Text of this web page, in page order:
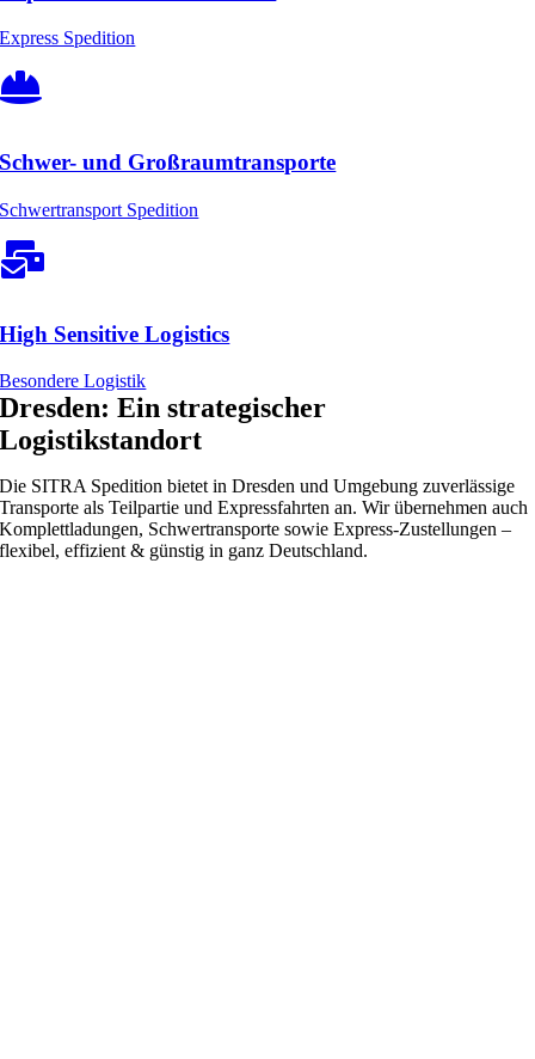
Express Spedition
Schwer- und Großraumtransporte
Schwertransport Spedition
High Sensitive Logistics
Besondere Logistik
Dresden: Ein strategischer
Logistikstandort
Die SITRA Spedition bietet in Dresden und Umgebung zuverlässige
Transporte als Teilpartie und Expressfahrten an. Wir übernehmen auch
Komplettladungen, Schwertransporte sowie Express-Zustellungen –
flexibel, effizient & günstig in ganz Deutschland.